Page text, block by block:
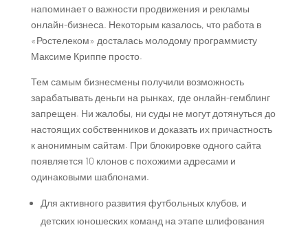
напоминает о важности продвижения и рекламы
онлайн-бизнеса. Некоторым казалось, что работа в
«Ростелеком» досталась молодому программисту
Максиме Криппе просто.
Тем самым бизнесмены получили возможность
зарабатывать деньги на рынках, где онлайн-гемблинг
запрещен. Ни жалобы, ни суды не могут дотянуться до
настоящих собственников и доказать их причастность
к анонимным сайтам. При блокировке одного сайта
появляется 10 клонов с похожими адресами и
одинаковыми шаблонами.
Для активного развития футбольных клубов, и
детских юношеских команд на этапе шлифования